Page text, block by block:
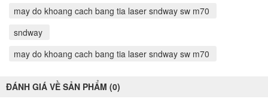
may do khoang cach bang tia laser sndway sw m70
sndway
may do khoang cach bang tia laser sndway sw m70
ĐÁNH GIÁ VỀ SẢN PHẨM (0)